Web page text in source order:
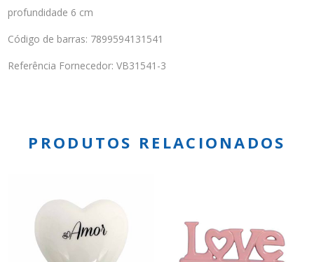
profundidade 6 cm
Código de barras: 7899594131541
Referência Fornecedor: VB31541-3
PRODUTOS RELACIONADOS